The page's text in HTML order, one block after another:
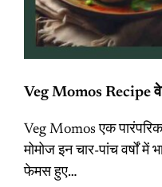
Veg Momos Recipe
Veg Momos एक
मोमोज इन चार-पांच वर्षों
फेमस हुए…